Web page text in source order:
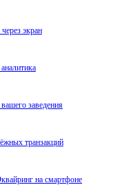
экран
заведения
транзакций
на смартфоне